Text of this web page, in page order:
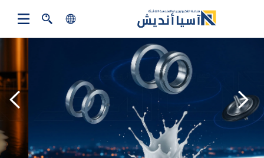
العربية
فارسی
English
Türkiye
search